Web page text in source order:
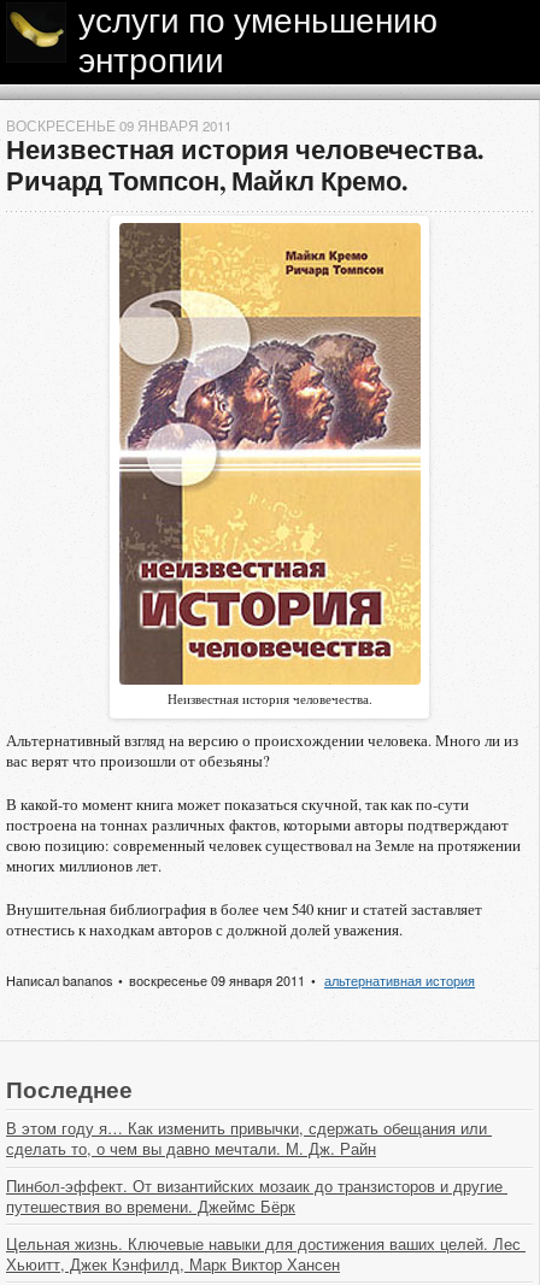
услуги по уменьшению
энтропии
Неизвестная история человечества.
Ричард Томпсон, Майкл Кремо.
ВОСКРЕСЕНЬЕ 09 ЯНВАРЯ 2011
Неизвестная история человечества.
Альтернативный взгляд на версию о происхождении человека. Много ли из
вас верят что произошли от обезьяны?
В какой-то момент книга может показаться скучной, так как по-сути
построена на тоннах различных фактов, которыми авторы подтверждают
свою позицию: cовременный человек существовал на Земле на протяжении
многих миллионов лет.
Внушительная библиография в более чем 540 книг и статей заставляет
отнестись к находкам авторов с должной долей уважения.
Написал bananos воскресенье 09 января 2011 альтернативная история
Последнее
В этом году я… Как изменить привычки, сдержать обещания или
сделать то, о чем вы давно мечтали. М. Дж. Райн
Пинбол-эффект. От византийских мозаик до транзисторов и другие
путешествия во времени. Джеймс Бёрк
Цельная жизнь. Ключевые навыки для достижения ваших целей. Лес
Хьюитт, Джек Кэнфилд, Марк Виктор Хансен